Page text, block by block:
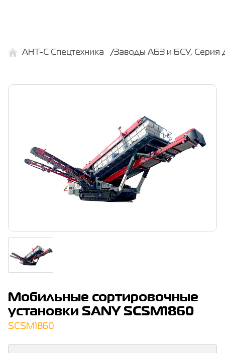
АНТ-С Спецтехника Заводы АБЗ и БСУ, Серия
Мобильные сортировочные
установки SANY SCSM1860
SCSM1860